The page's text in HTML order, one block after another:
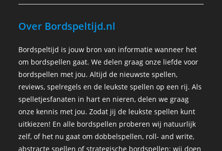
Over Bordspeltijd.nl
Bordspeltijd is jouw bron van informatie wanneer het
om bordspellen gaat. We delen graag onze liefde voor
bordspellen met jou. Altijd de nieuwste spellen,
reviews, spelregels en de leukste spellen op een rij. Als
spelletjesfanaten in hart en nieren, delen we graag
onze kennis met jou. Zodat jij de leukste spellen kunt
uitkiezen! En alle bordspellen proberen wij natuurlijk
zelf, of het nu gaat om dobbelspellen, roll- and write,
abstracte spellen of strategische bordspellen: wij doen